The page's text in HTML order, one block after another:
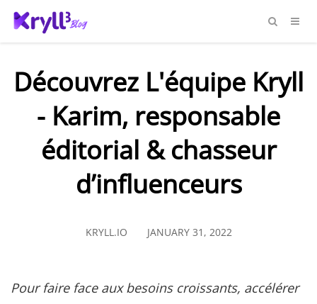
Découvrez L'équipe Kryll
- Karim, responsable
éditorial & chasseur
d’influenceurs
KRYLL.IO JANUARY 31, 2022
Pour faire face aux besoins croissants, accélérer